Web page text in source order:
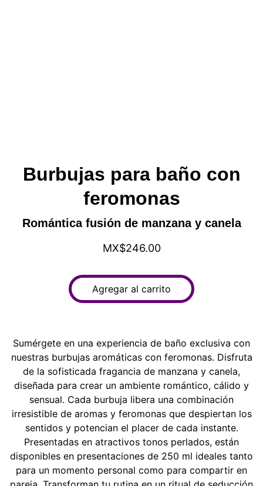
Burbujas para baño con
feromonas
Romántica fusión de manzana y canela
MX$246.00
Agregar al carrito
Sumérgete en una experiencia de baño exclusiva con
nuestras burbujas aromáticas con feromonas. Disfruta
de la sofisticada fragancia de manzana y canela,
diseñada para crear un ambiente romántico, cálido y
sensual. Cada burbuja libera una combinación
irresistible de aromas y feromonas que despiertan los
sentidos y potencian el placer de cada instante.
Presentadas en atractivos tonos perlados, están
disponibles en presentaciones de 250 ml ideales tanto
para un momento personal como para compartir en